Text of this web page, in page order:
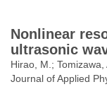
Nonlinear
ultrasonic
Hirao, M.; Tomizawa,
Journal of Applied